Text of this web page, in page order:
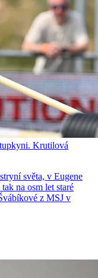
Krutilová
světa, v Eugene
na osm let staré
z MSJ v